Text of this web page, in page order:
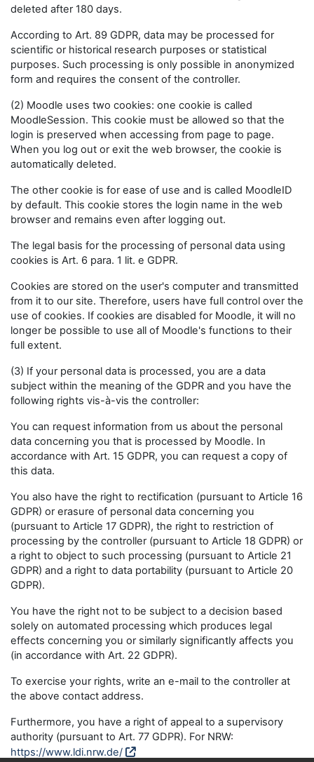
deleted after 180 days.
According to Art. 89 GDPR, data may be processed for
scientific or historical research purposes or statistical
purposes. Such processing is only possible in anonymized
form and requires the consent of the controller.
(2) Moodle uses two cookies: one cookie is called
MoodleSession. This cookie must be allowed so that the
login is preserved when accessing from page to page.
When you log out or exit the web browser, the cookie is
automatically deleted.
The other cookie is for ease of use and is called MoodleID
by default. This cookie stores the login name in the web
browser and remains even after logging out.
The legal basis for the processing of personal data using
cookies is Art. 6 para. 1 lit. e GDPR.
Cookies are stored on the user's computer and transmitted
from it to our site. Therefore, users have full control over the
use of cookies. If cookies are disabled for Moodle, it will no
longer be possible to use all of Moodle's functions to their
full extent.
(3) If your personal data is processed, you are a data
subject within the meaning of the GDPR and you have the
following rights vis-à-vis the controller:
You can request information from us about the personal
data concerning you that is processed by Moodle. In
accordance with Art. 15 GDPR, you can request a copy of
this data.
You also have the right to rectification (pursuant to Article 16
GDPR) or erasure of personal data concerning you
(pursuant to Article 17 GDPR), the right to restriction of
processing by the controller (pursuant to Article 18 GDPR) or
a right to object to such processing (pursuant to Article 21
GDPR) and a right to data portability (pursuant to Article 20
GDPR).
You have the right not to be subject to a decision based
solely on automated processing which produces legal
effects concerning you or similarly significantly affects you
(in accordance with Art. 22 GDPR).
To exercise your rights, write an e-mail to the controller at
the above contact address.
Furthermore, you have a right of appeal to a supervisory
authority (pursuant to Art. 77 GDPR). For NRW:
https://www.ldi.nrw.de/